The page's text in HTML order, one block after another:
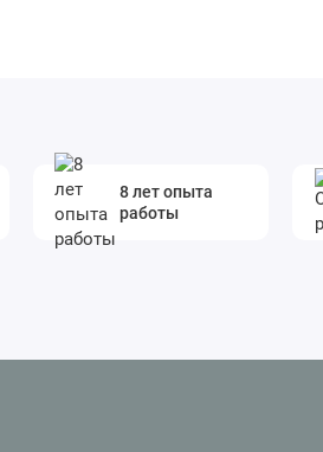
8 лет опыта
работы